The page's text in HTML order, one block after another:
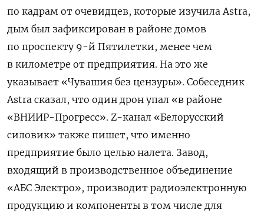
по кадрам от очевидцев, которые изучила Astra,
дым был зафиксирован в районе домов
по проспекту 9-й Пятилетки, менее чем
в километре от предприятия. На это же
указывает «Чувашия без цензуры». Собеседник
Astra сказал, что один дрон упал «в районе
«ВНИИР-Прогресс». Z-канал «Белорусский
силовик» также пишет, что именно
предприятие было целью налета. Завод,
входящий в производственное объединение
«АБС Электро», производит радиоэлектронную
продукцию и компоненты в том числе для